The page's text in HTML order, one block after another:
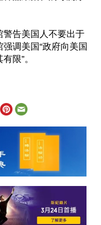
警告美国人不要出于
调美国“政府向美国
限”。